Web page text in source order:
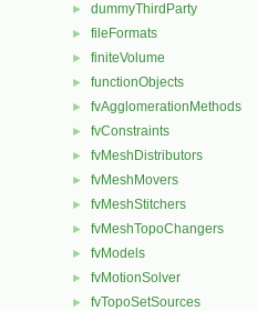
► dummyThirdParty
► fileFormats
► finiteVolume
► functionObjects
► fvAgglomerationMethods
► fvConstraints
► fvMeshDistributors
► fvMeshMovers
► fvMeshStitchers
► fvMeshTopoChangers
► fvModels
► fvMotionSolver
► fvTopoSetSources